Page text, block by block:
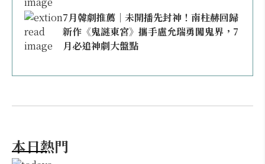
7月韓劇推薦｜未開播先封神！南柱赫回歸
新作《鬼謎東宮》攜手盧允瑞勇闖鬼界，7
月必追神劇大盤點
本日熱門